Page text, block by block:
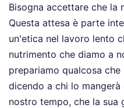
Bisogna accettare che la
Questa attesa è parte
un'etica nel lavoro lento
nutrimento che diamo a
prepariamo qualcosa
dicendo a chi lo
nostro tempo, che la